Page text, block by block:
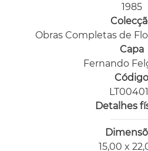
1985
Obras Completas de
Capa
Fernando
Código
Detalhes
15,00 x